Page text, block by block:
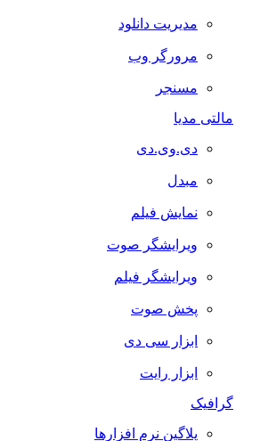
مدیریت دانلود
مرورگر وب
مسنجر
مالتی مدیا
دی.وی.دی
مبدل
نمایش فیلم
ویرایشگر صوت
ویرایشگر فیلم
پخش صوت
ابزار سی دی
ابزار رایت
گرافیک
پلاگین نرم افزارها